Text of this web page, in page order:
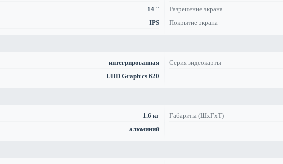
14 " Разрешение экрана
IPS Покрытие экрана
интегрированная Серия видеокарты
UHD Graphics 620
1.6 кг Габариты (ШхГхТ)
алюминий